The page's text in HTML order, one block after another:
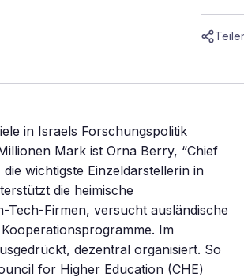
in Israels Forschungspolitik
Mark ist Orna Berry, “Chief
wichtigste Einzeldarstellerin in
die heimische
Tech-Firmen, versucht ausländische
Im
dezentral organisiert. So
for Higher Education (CHE)